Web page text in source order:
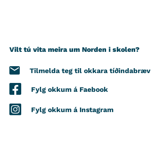
Vilt tú vita meira um Norden i skolen?
Tilmelda teg til okkara tíðindabræv
Fylg okkum á Faebook
Fylg okkum á Instagram